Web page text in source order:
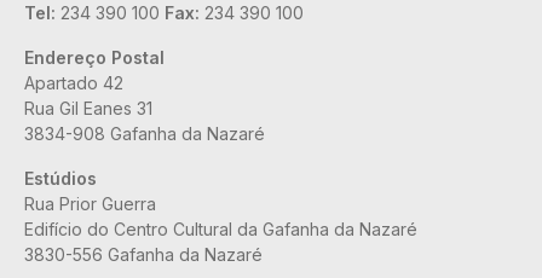
Tel: 234 390 100 Fax: 234 390 100
Endereço Postal
Apartado 42
Rua Gil Eanes 31
3834-908 Gafanha da Nazaré
Estúdios
Rua Prior Guerra
Edifício do Centro Cultural da Gafanha da Nazaré
3830-556 Gafanha da Nazaré